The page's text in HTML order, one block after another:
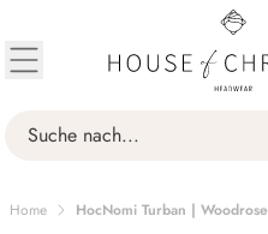
Search
Home HocNomi Turban | Woodrose